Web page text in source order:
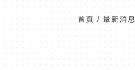
首頁 / 最新消息